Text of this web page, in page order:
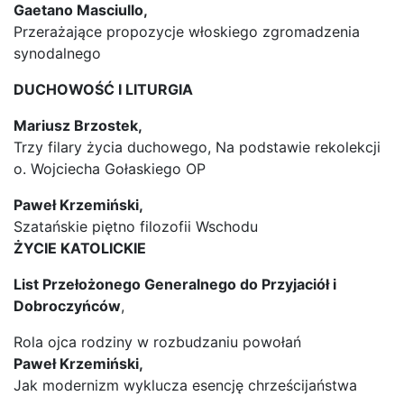
Gaetano Masciullo,
Przerażające propozycje włoskiego zgromadzenia
synodalnego
DUCHOWOŚĆ I LITURGIA
Mariusz Brzostek,
Trzy filary życia duchowego, Na podstawie rekolekcji
o. Wojciecha Gołaskiego OP
Paweł Krzemiński,
Szatańskie piętno filozofii Wschodu
ŻYCIE KATOLICKIE
List Przełożonego Generalnego do Przyjaciół i
Dobroczyńców,
Rola ojca rodziny w rozbudzaniu powołań
Paweł Krzemiński,
Jak modernizm wyklucza esencję chrześcijaństwa